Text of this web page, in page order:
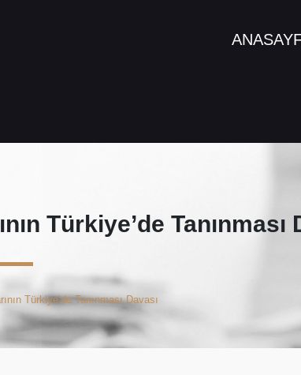
Türkiye’de Tanınması
Türkiye’de Tanınması Davası